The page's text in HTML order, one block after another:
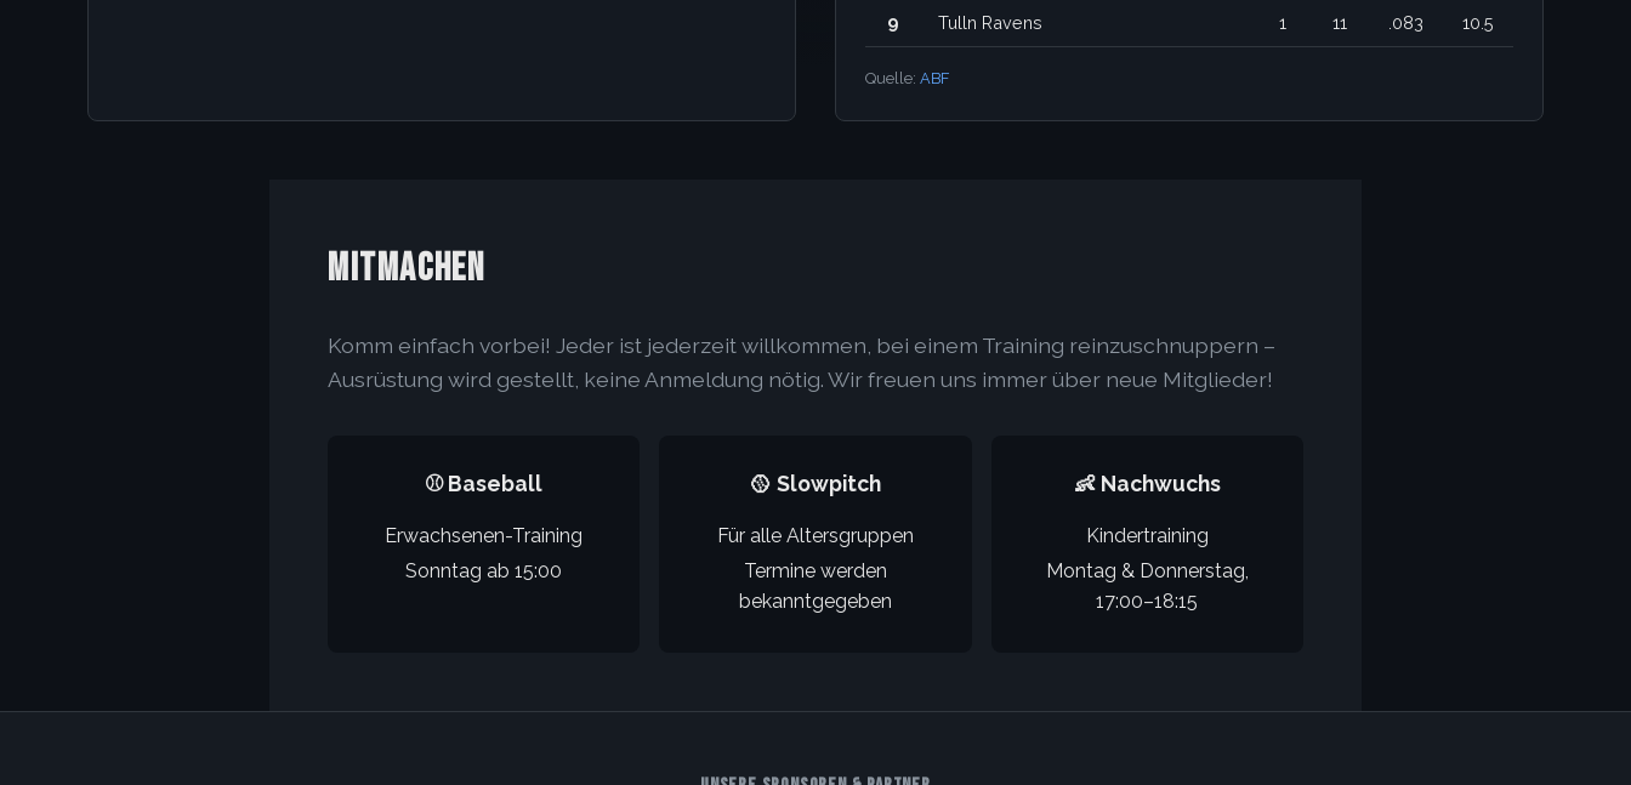
9 Tulln Ravens 1 11 .083 10.5
Quelle: ABF
MITMACHEN
Komm einfach vorbei! Jeder ist jederzeit willkommen, bei einem Training reinzuschnuppern –
Ausrüstung wird gestellt, keine Anmeldung nötig. Wir freuen uns immer über neue Mitglieder!
⚾ Baseball
Erwachsenen-Training
Sonntag ab 15:00
🥎 Slowpitch
Für alle Altersgruppen
Termine werden
bekanntgegeben
👶 Nachwuchs
Kindertraining
Montag & Donnerstag,
17:00–18:15